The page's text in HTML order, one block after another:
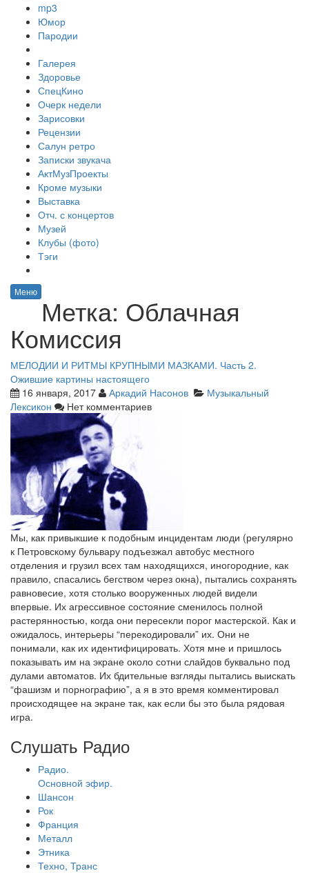
mp3
Юмор
Пародии
Галерея
Здоровье
СпецКино
Очерк недели
Зарисовки
Рецензии
Салун ретро
Записки звукача
АктМузПроекты
Кроме музыки
Выставка
Отч. с концертов
Музей
Клубы (фото)
Тэги
Меню
Метка: Облачная
Комиссия
МЕЛОДИИ И РИТМЫ КРУПНЫМИ МАЗКАМИ. Часть 2.
Ожившие картины настоящего
16 января, 2017
Аркадий Насонов
Музыкальный
Лексикон
Нет комментариев
Мы, как привыкшие к подобным инцидентам люди (регулярно
к Петровскому бульвару подъезжал автобус местного
отделения и грузил всех там находящихся, иногородние, как
правило, спасались бегством через окна), пытались сохранять
равновесие, хотя столько вооруженных людей видели
впервые. Их агрессивное состояние сменилось полной
растерянностью, когда они пересекли порог мастерской. Как и
ожидалось, интерьеры “перекодировали” их. Они не
понимали, как их идентифицировать. Хотя мне и пришлось
показывать им на экране около сотни слайдов буквально под
дулами автоматов. Их бдительные взгляды пытались выискать
“фашизм и порнографию”, а я в это время комментировал
происходящее на экране так, как если бы это была рядовая
игра.
Слушать Радио
Радио.
Основной эфир.
Шансон
Рок
Франция
Металл
Этника
Техно, Транс